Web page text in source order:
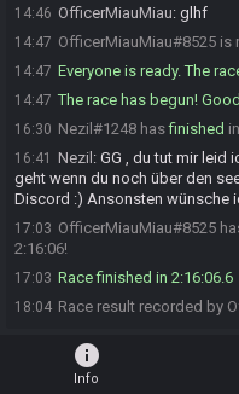
14:46 OfficerMiauMiau: glhf
14:47 OfficerMiauMiau#8525 is
14:47 Everyone is ready. The
14:47 The race has begun!
16:30 Nezil#1248 hasfinished
16:41 Nezil : GG , du tut mir leid
geht wenn du noch über den
Discord :) Ansonsten wünsche
17:03 OfficerMiauMiau#8525
2:16:06!
17:03 Race finished in 2:16:06.6
18:04 Race result recorded by
info
Info